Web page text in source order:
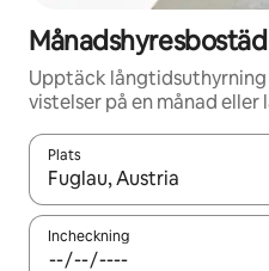
Upptäck långtidsuthyrning
vistelser på en månad eller
Plats
När resultaten är
Incheckning